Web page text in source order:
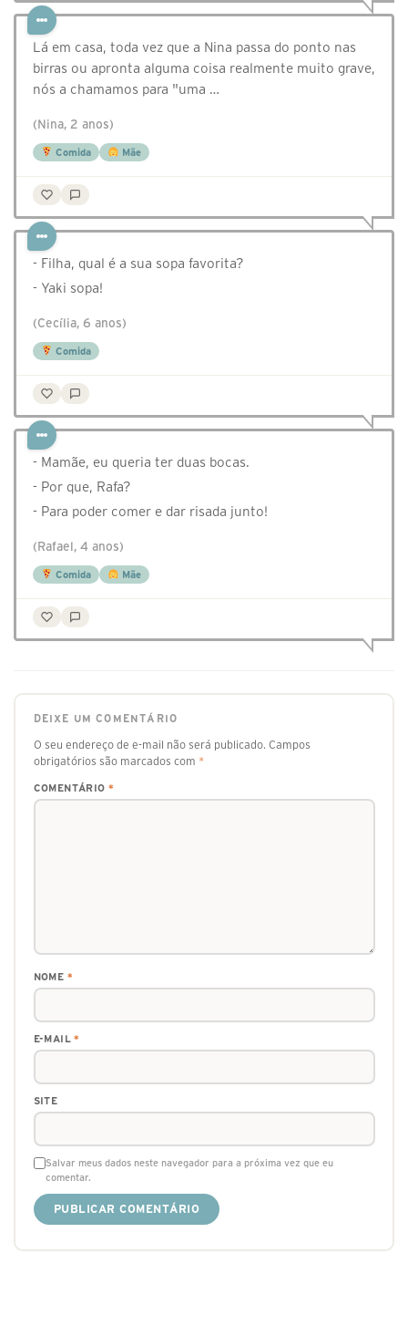
Lá em casa, toda vez que a Nina passa do ponto nas
birras ou apronta alguma coisa realmente muito grave,
nós a chamamos para "uma …
(Nina, 2 anos)
Comida Mãe
- Filha, qual é a sua sopa favorita?
- Yaki sopa!
(Cecília, 6 anos)
Comida
- Mamãe, eu queria ter duas bocas.
- Por que, Rafa?
- Para poder comer e dar risada junto!
(Rafael, 4 anos)
Comida Mãe
DEIXE UM COMENTÁRIO
O seu endereço de e-mail não será publicado. Campos
obrigatórios são marcados com *
COMENTÁRIO *
NOME *
E-MAIL*
SITE
Salvar meus dados neste navegador para a próxima vez que eu
comentar.